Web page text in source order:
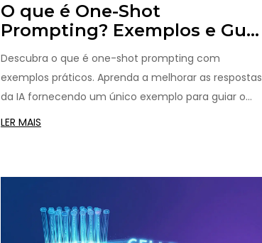
O que é One-Shot
Prompting? Exemplos e Guia
Prático
Descubra o que é one-shot prompting com
exemplos práticos. Aprenda a melhorar as respostas
da IA fornecendo um único exemplo para guiar o
formato e o tom.
LER MAIS